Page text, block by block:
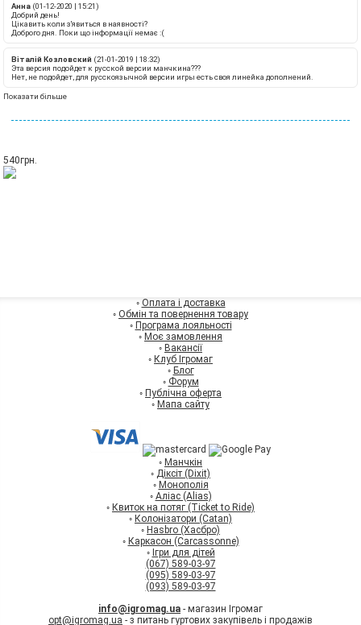
Анна (01-12-2020 | 15:21)
Добрий день!
Цікавить коли з'явиться в наявності?
Доброго дня. Поки що інформації немає :(
Віталій Козловский (21-01-2019 | 18:32)
Эта версия подойдет к русской версии манчкина???
Нет, не подойдет, для русскоязычной версии игры есть своя линейка дополнений.
Показати більше
540грн.
◦ Оплата і доставка
◦ Обмін та повернення товару
◦ Програма лояльності
◦ Моє замовлення
◦ Вакансії
◦ Клуб Ігромаг
◦ Блог
◦ Форум
◦ Публічна оферта
◦ Мапа сайту
◦ Манчкін
◦ Діксіт (Dixit)
◦ Монополія
◦ Аліас (Alias)
◦ Квиток на потяг (Ticket to Ride)
◦ Колонізатори (Catan)
◦ Hasbro (Хасбро)
◦ Каркасон (Carcassonne)
◦ Ігри для дітей
(067) 589-03-97
(095) 589-03-97
(093) 589-03-97
info@igromag.ua - магазин Ігромаг
opt@igromag.ua - з питань гуртових закупівель і продажів